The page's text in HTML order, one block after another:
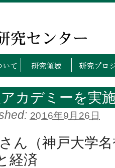
トップページ センタ
カデミーを実
2016年9月26日
ん（神戸大学
経済